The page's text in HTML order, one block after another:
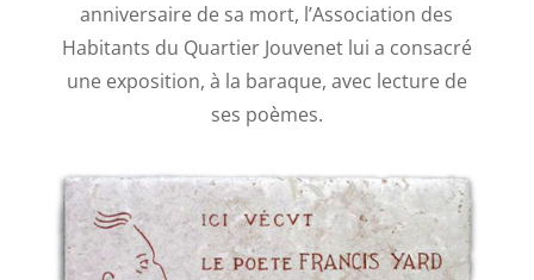
anniversaire de sa mort, l’Association des
Habitants du Quartier Jouvenet lui a consacré
une exposition, à la baraque, avec lecture de
ses poèmes.